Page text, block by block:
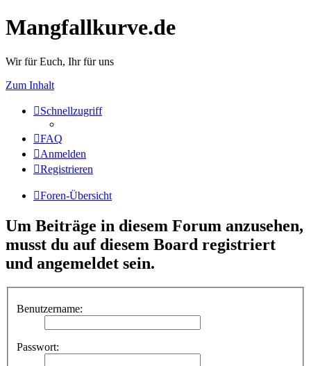
Mangfallkurve.de
Wir für Euch, Ihr für uns
Zum Inhalt
Schnellzugriff
FAQ
Anmelden
Registrieren
Foren-Übersicht
Um Beiträge in diesem Forum anzusehen,
musst du auf diesem Board registriert
und angemeldet sein.
Benutzername:
Passwort: